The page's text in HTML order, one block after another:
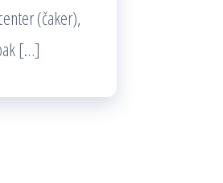
(čaker),
[…]